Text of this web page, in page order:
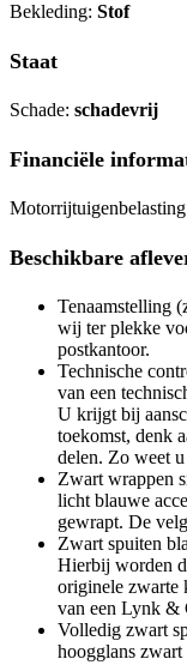
Bekleding: Stof
Staat
Schade: schadevrij
Financiële
Beschikbare
Tenaamstelling
wij ter plekke
postkantoor.
Technische
van een
U krijgt bij
toekomst, denk
delen. Zo weet
Zwart wrappen
licht blauwe
gewrapt. De
Zwart spuiten
Hierbij worden
originele zwarte
van een Lynk &
Volledig zwart
hoogglans